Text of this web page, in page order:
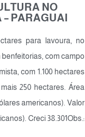
NO
PARAGUAI
para lavoura, no
com campo
com 1.100 hectares
250 hectares. Área
americanos). Valor
Creci 38.301Obs.: